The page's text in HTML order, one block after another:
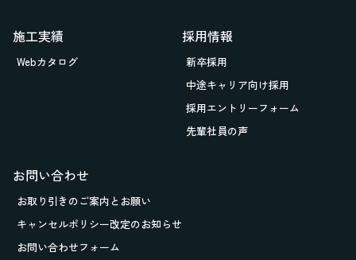
施工実績
Webカタログ
採用情報
新卒採用
中途キャリア向け採用
採用エントリーフォーム
先輩社員の声
お問い合わせ
お取り引きのご案内とお願い
キャンセルポリシー改定のお知らせ
お問い合わせフォーム